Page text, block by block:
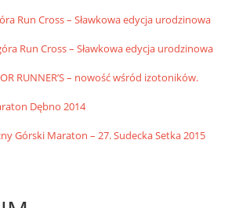
Run Cross – Sławkowa edycja urodzinowa
Run Cross – Sławkowa edycja urodzinowa
RUNNER’S – nowość wśród izotoników.
Dębno 2014
Górski Maraton – 27. Sudecka Setka 2015